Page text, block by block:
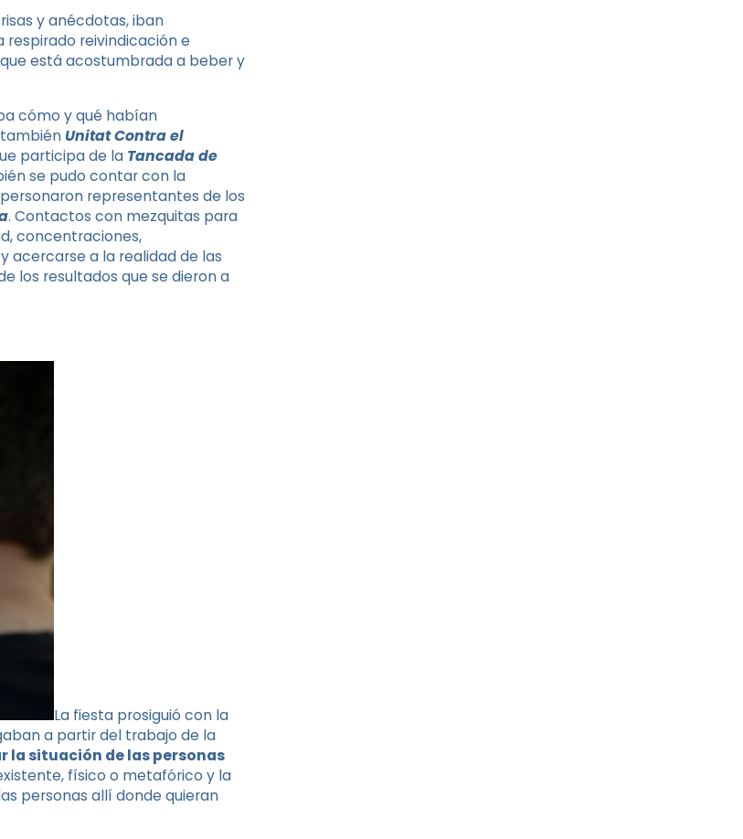
y anécdotas, iban
respirado reivindicación e
está acostumbrada a beber y
cómo y qué habían
tambiénUnitat Contra el
participa de la Tancada de
se pudo contar con la
representantes de los
. Contactos con mezquitas para
concentraciones,
acercarse a la realidad de las
los resultados que se dieron a
La fiesta prosiguió con la
a partir del trabajo de la
la situación de las personas
físico o metafórico y la
personas allí donde quieran